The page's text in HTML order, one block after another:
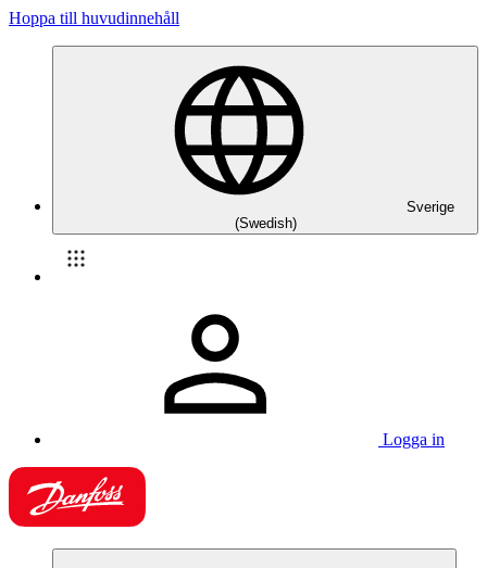
Hoppa till huvudinnehåll
Sverige
(Swedish)
Logga in